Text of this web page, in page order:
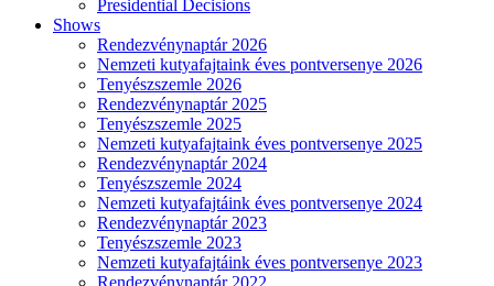
Presidential Decisions
Shows
Rendezvénynaptár 2026
Nemzeti kutyafajtaink éves pontversenye 2026
Tenyészszemle 2026
Rendezvénynaptár 2025
Tenyészszemle 2025
Nemzeti kutyafajtaink éves pontversenye 2025
Rendezvénynaptár 2024
Tenyészszemle 2024
Nemzeti kutyafajtáink éves pontversenye 2024
Rendezvénynaptár 2023
Tenyészszemle 2023
Nemzeti kutyafajtáink éves pontversenye 2023
Rendezvénynaptár 2022